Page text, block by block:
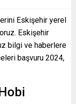
Eskişehir yerel
Eskişehir
bilgi ve haberlere
başvuru 2024,